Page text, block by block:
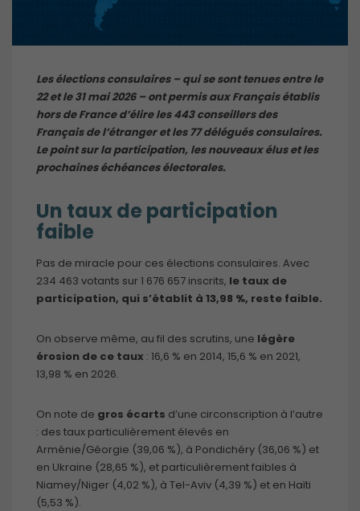
Les élections consulaires – qui se sont tenues entre le
22 et le 31 mai 2026 – ont permis aux Français établis
hors de France d’élire les 443 conseillers des
Français de l’étranger et les 77 délégués consulaires.
Le point sur la participation, les nouveaux élus et les
prochaines échéances électorales.
Un taux de participation
faible
Pas de miracle pour ces élections consulaires. Avec
234 463 votants sur 1 676 657 inscrits, le taux de
participation, qui s’établit à 13,98 %, reste faible.
On observe même, au fil des scrutins, une légère
érosion de ce taux : 16,6 % en 2014, 15,6 % en 2021,
13,98 % en 2026.
On note de gros écarts d’une circonscription à l’autre
: des taux particulièrement élevés en
Arménie/Géorgie (39,06 %), à Pondichéry (36,06 %) et
en Ukraine (28,65 %), et particulièrement faibles à
Niamey/Niger (4,02 %), à Tel-Aviv (4,39 %) et en Haïti
(5,53 %).